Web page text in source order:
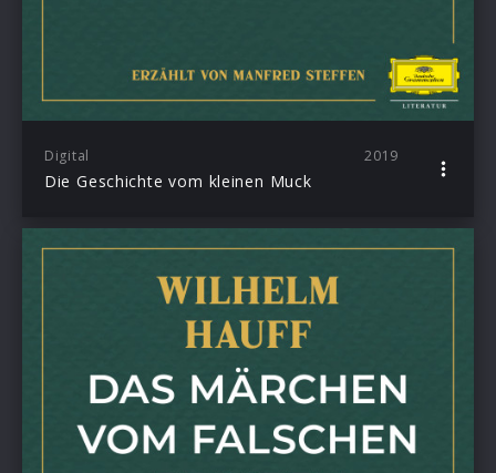
Digital 2019
Die Geschichte vom kleinen Muck